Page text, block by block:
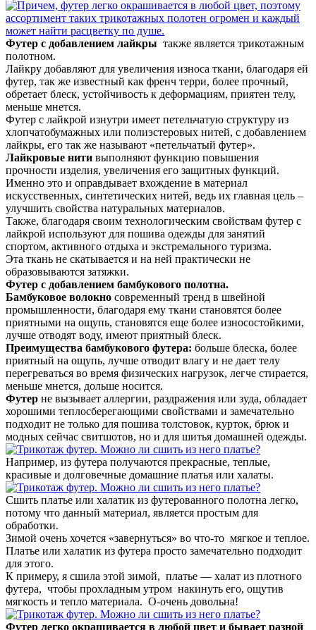
Футер с добавлением лайкры также является трикотажным
полотном.
Лайкру добавляют для увеличения износа ткани, благодаря ей
футер, так же известный как френч терри, более прочный,
обретает блеск, устойчивость к деформациям, приятен телу,
меньше мнется.
Футер с лайкрой изнутри имеет петельчатую структуру из
хлопчатобумажных или полиэстеровых нитей, с добавлением
лайкры, его так же называют «петельчатый футер».
Лайкровые нити выполняют функцию повышения
прочности изделия, увеличения его защитных функций.
Именно это и оправдывает вхождение в материал
искусственных, синтетических нитей, ведь их главная цель –
улучшить свойства натуральных материалов.
Также, благодаря своим технологическим свойствам футер с
лайкрой используют для пошива одежды для занятий
спортом, активного отдыха и экстремального туризма.
Эта ткань не скатывается и на ней практически не
образовываются затяжки.
Футер с добавлением бамбукового полотна.
Бамбуковое волокно современный тренд в швейной
промышленности, благодаря ему ткани становятся более
приятными на ощупь, становятся еще более износостойкими,
лучше отводят воду, имеют приятный блеск.
Преимущества бамбукового футера: больше блеска, более
приятный на ощупь, лучше отводит влагу и не дает телу
перегреваться во время физических нагрузок, легче стирается,
меньше мнется, дольше носится.
Футер не вызывает аллергии, раздражения или зуда, обладает
хорошими теплосберегающими свойствами и замечательно
подходит не только для пошива толстовок, курток, брюк и
модных сейчас свитшотов, но и для шитья домашней одежды.
Например, из футера получаются прекрасные, теплые,
красивые и долговечные домашние платья или халаты.
Сшить платье или халатик из футерованного полотна легко,
потому что данный материал, является простым для
обработки.
Зимой очень хочется «завернуться» во что-то мягкое и теплое.
Платье или халатик из футера просто замечательно подходит
для этого.
К примеру, я сшила этой зимой, платье — халат из плотного
футера, чтобы прохладным утром накинуть его, ощутив
мягкость и тепло материала. О-очень довольна!
Футер легко окрашивается в любой цвет и бывает разной